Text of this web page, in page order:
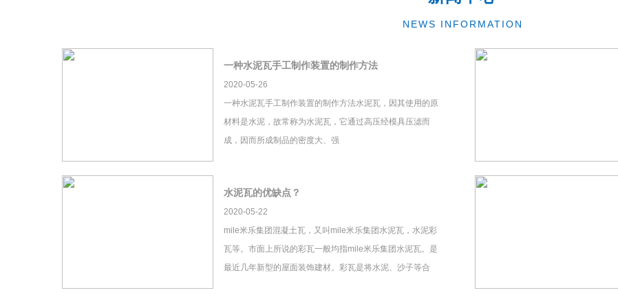
NEWS INFORMATION
一种水泥瓦手工制作装置的制作方法
2020-05-26
一种水泥瓦手工制作装置的制作方法水泥瓦，因其使用的原
材料是水泥，故常称为水泥瓦，它通过高压经模具压滤而
成，因而所成制品的密度大、强
水泥瓦的优缺点？
2020-05-22
mile米乐集团混凝土瓦，又叫mile米乐集团水泥瓦，水泥彩
瓦等。市面上所说的彩瓦一般均指mile米乐集团水泥瓦。是
最近几年新型的屋面装饰建材。彩瓦是将水泥、沙子等合